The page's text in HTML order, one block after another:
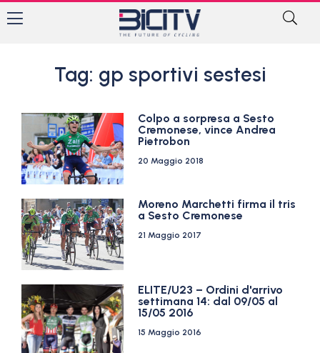
Tag: gp sportivi sestesi
Colpo a sorpresa a Sesto
Cremonese, vince Andrea
Pietrobon
20 Maggio 2018
Moreno Marchetti firma il tris
a Sesto Cremonese
21 Maggio 2017
ELITE/U23 – Ordini d'arrivo
settimana 14: dal 09/05 al
15/05 2016
15 Maggio 2016